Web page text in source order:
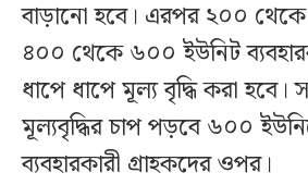
বাড়ানো হবে। এরপর ২০০
৪০০ থেকে ৬০০ ইউনিট
ধাপে ধাপে মূল্য বৃদ্ধি করা হবে।
মূল্যবৃদ্ধির চাপ পড়বে ৬০০
ব্যবহারকারী গ্রাহকদের ওপর।